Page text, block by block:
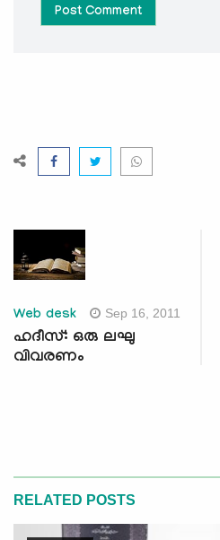
Post Comment
Web desk Sep 16, 2011
ഹദീസ്: ഒരു ലഘു
വിവരണം
RELATED POSTS